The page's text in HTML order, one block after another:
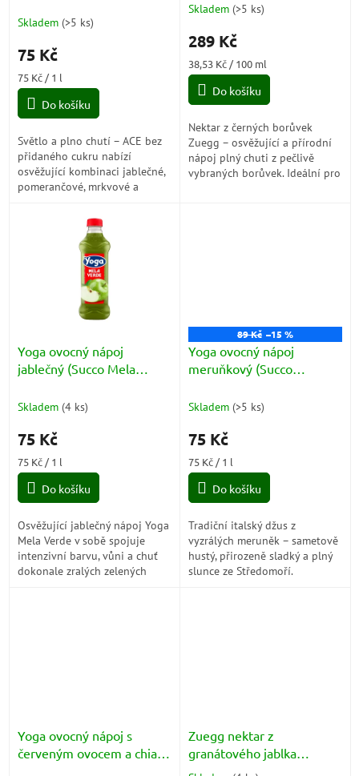
Skladem (>5 ks)
75 Kč
Měrná
cena:
75 Kč / 1 l
Do košíku
Světlo a plno chutí – ACE bez
přidaného cukru nabízí
osvěžující kombinaci jablečné,
pomerančové, mrkvové a
plnohodnotném nápoji s
vitamíny C, E a beta-
Průměrné
produktu
5,0
5
Skladem (>5 ks)
289 Kč
Měrná
cena:
38,53 Kč / 100 ml
Do košíku
Nektar z černých borůvek
Zuegg – osvěžující a přírodní
nápoj plný chuti z pečlivě
vybraných borůvek. Ideální pro
Yoga ovocný nápoj
jablečný (Succo Mela
Skladem (4 ks)
75 Kč
Měrná
cena:
75 Kč / 1 l
Do košíku
Osvěžující jablečný nápoj Yoga
Mela Verde v sobě spojuje
intenzivní barvu, vůni a chuť
dokonale zralých zelených
89 Kč –15 %
Yoga ovocný nápoj
meruňkový (Succo
Skladem (>5 ks)
75 Kč
Měrná
cena:
75 Kč / 1 l
Do košíku
Tradiční italský džus z
vyzrálých meruněk – sametově
hustý, přirozeně sladký a plný
slunce ze Středomoří.
Yoga ovocný nápoj s
červeným ovocem a chia
Zuegg nektar z
granátového jablka
(Nettari Melograno)